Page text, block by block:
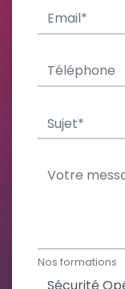
Nos formations